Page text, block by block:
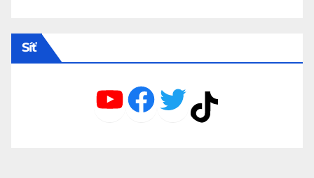
Síť
YouTube
Facebook
TwitterTikTok